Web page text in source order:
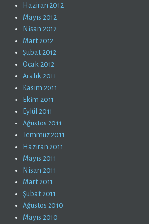
Haziran 2012
Mayıs 2012
Nisan 2012
Mart 2012
Şubat 2012
Ocak 2012
Aralık 2011
Kasım 2011
Ekim 2011
Eylül 2011
Ağustos 2011
Temmuz 2011
Haziran 2011
Mayıs 2011
Nisan 2011
Mart 2011
Şubat 2011
Ağustos 2010
Mayıs 2010